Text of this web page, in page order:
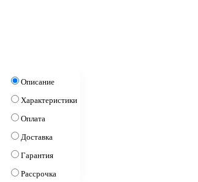
Описание
Характеристики
Оплата
Доставка
Гарантия
Рассрочка